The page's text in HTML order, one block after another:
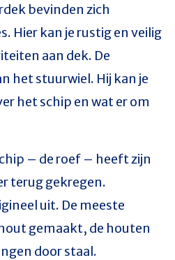
bevinden zich
Hier kan je rustig en veilig
aan dek. De
het stuurwiel. Hij kan je
het schip en wat er om
– de roef – heeft zijn
terug gekregen.
uit. De meeste
gemaakt, de houten
door staal.